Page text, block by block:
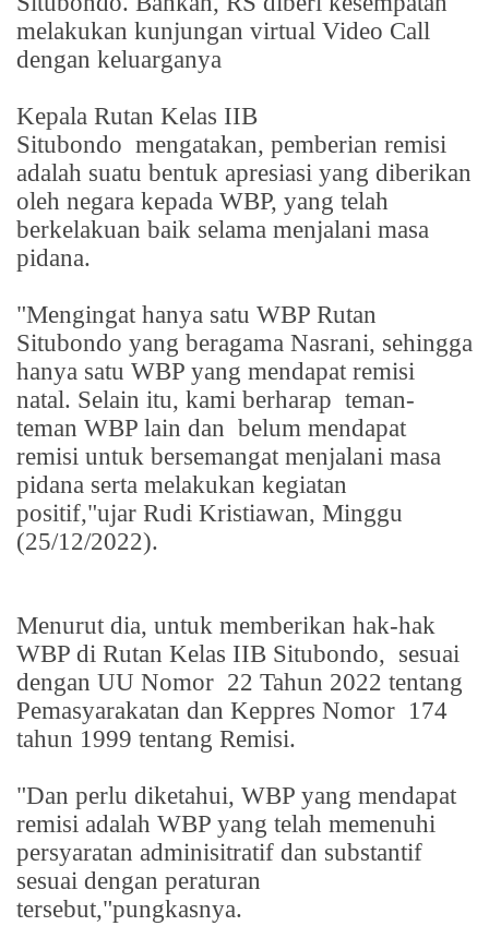
melakukan kunjungan virtual Video Call
dengan keluarganya
Kepala Rutan Kelas IIB
Situbondo mengatakan, pemberian remisi
adalah suatu bentuk apresiasi yang diberikan
oleh negara kepada WBP, yang telah
berkelakuan baik selama menjalani masa
pidana.
"Mengingat hanya satu WBP Rutan
Situbondo yang beragama Nasrani, sehingga
hanya satu WBP yang mendapat remisi
natal. Selain itu, kami berharap teman-
teman WBP lain dan belum mendapat
remisi untuk bersemangat menjalani masa
pidana serta melakukan kegiatan
positif,"ujar Rudi Kristiawan, Minggu
(25/12/2022).
Menurut dia, untuk memberikan hak-hak
WBP di Rutan Kelas IIB Situbondo, sesuai
dengan UU Nomor 22 Tahun 2022 tentang
Pemasyarakatan dan Keppres Nomor 174
tahun 1999 tentang Remisi.
"Dan perlu diketahui, WBP yang mendapat
remisi adalah WBP yang telah memenuhi
persyaratan adminisitratif dan substantif
sesuai dengan peraturan
tersebut,"pungkasnya.